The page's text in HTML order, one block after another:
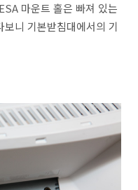
마운트 홀은 빠져 있는
니 기본받침대에서의 기